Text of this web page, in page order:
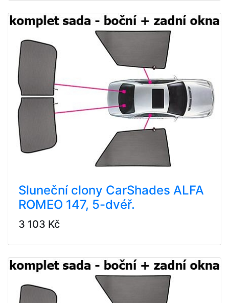
Sluneční clony CarShades ALFA
ROMEO 147, 5-dvéř.
3 103 Kč